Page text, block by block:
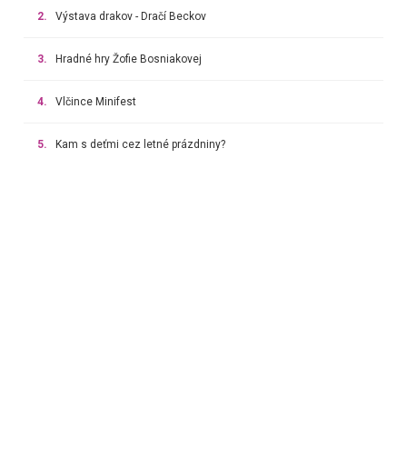
2. Výstava drakov - Dračí Beckov
3. Hradné hry Žofie Bosniakovej
4. Vlčince Minifest
5. Kam s deťmi cez letné prázdniny?